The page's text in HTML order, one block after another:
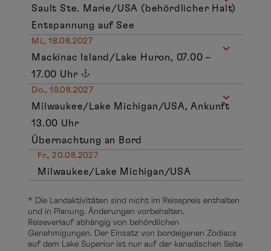
Sault Ste. Marie/USA (behördlicher Halt)
Entspannung auf See
Mi., 18.08.2027
Mackinac Island/Lake Huron, 07.00 –
17.00 Uhr
Do., 19.08.2027
Milwaukee/Lake Michigan/USA, Ankunft
13.00 Uhr
Übernachtung an Bord
Fr., 20.08.2027
Milwaukee/Lake Michigan/USA
* Die Landaktivitäten sind nicht im Reisepreis enthalten
und in Planung. Änderungen vorbehalten.
Reiseverlauf abhängig von behördlichen
Genehmigungen. Der Einsatz von bordeigenen Zodiacs
auf dem Lake Superior ist nur auf der kanadischen Seite